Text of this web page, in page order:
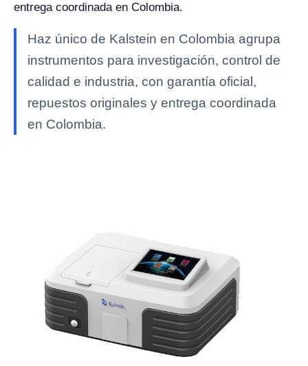
entrega coordinada en Colombia.
Haz único de Kalstein en Colombia agrupa
instrumentos para investigación, control de
calidad e industria, con garantía oficial,
repuestos originales y entrega coordinada
en Colombia.